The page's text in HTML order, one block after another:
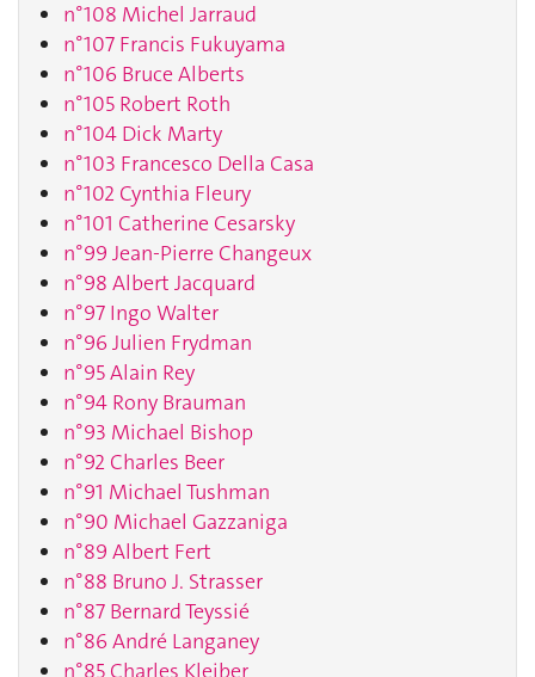
n°108 Michel Jarraud
n°107 Francis Fukuyama
n°106 Bruce Alberts
n°105 Robert Roth
n°104 Dick Marty
n°103 Francesco Della Casa
n°102 Cynthia Fleury
n°101 Catherine Cesarsky
n°99 Jean-Pierre Changeux
n°98 Albert Jacquard
n°97 Ingo Walter
n°96 Julien Frydman
n°95 Alain Rey
n°94 Rony Brauman
n°93 Michael Bishop
n°92 Charles Beer
n°91 Michael Tushman
n°90 Michael Gazzaniga
n°89 Albert Fert
n°88 Bruno J. Strasser
n°87 Bernard Teyssié
n°86 André Langaney